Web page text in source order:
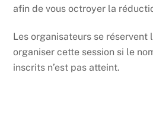
afin de vous octroyer la
Les organisateurs se réservent
organiser cette session si le
inscrits n’est pas atteint.